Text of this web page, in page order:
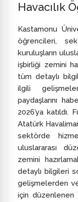
Havacılık
Kastamonu
öğrencileri,
kuruluşların
işbirliği zemini
tüm detaylı
ilgili
paydaşlarını
2026’ya katıldı.
Atatürk
sektörde
uluslararası
zemini
detaylı bilgileri
gelişmelerden
için